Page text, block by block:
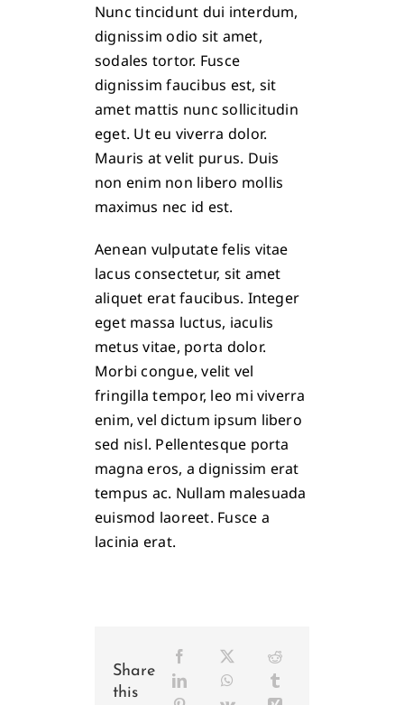
Nunc tincidunt dui interdum,
dignissim odio sit amet,
sodales tortor. Fusce
dignissim faucibus est, sit
amet mattis nunc sollicitudin
eget. Ut eu viverra dolor.
Mauris at velit purus. Duis
non enim non libero mollis
maximus nec id est.
Aenean vulputate felis vitae
lacus consectetur, sit amet
aliquet erat faucibus. Integer
eget massa luctus, iaculis
metus vitae, porta dolor.
Morbi congue, velit vel
fringilla tempor, leo mi viverra
enim, vel dictum ipsum libero
sed nisl. Pellentesque porta
magna eros, a dignissim erat
tempus ac. Nullam malesuada
euismod laoreet. Fusce a
lacinia erat.
Share
this